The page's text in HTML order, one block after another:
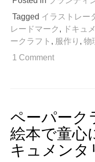
の
こ
Tagged イラストレー
レードマーク , ドキュ
ークラフト , 服作り , 物
1 Comment
ペーパーク
絵本で童心
キュメンタ